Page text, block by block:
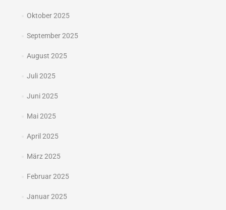
Oktober 2025
September 2025
August 2025
Juli 2025
Juni 2025
Mai 2025
April 2025
März 2025
Februar 2025
Januar 2025